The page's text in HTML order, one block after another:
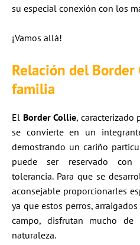
su especial conexión con los
¡Vamos allá!
Relación del Border
familia
El Border Collie, caracterizado
se convierte en un
demostrando un cariño
puede ser reservado con
tolerancia. Para que se
aconsejable proporcionarles
ya que estos perros,
campo, disfrutan mucho
naturaleza.